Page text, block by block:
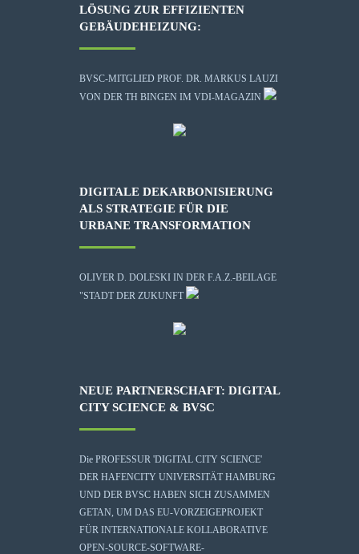
LÖSUNG ZUR EFFIZIENTEN
GEBÄUDEHEIZUNG:
BVSC-MITGLIED PROF. DR. MARKUS LAUZI
VON DER TH BINGEN IM VDI-MAGAZIN
DIGITALE DEKARBONISIERUNG
ALS STRATEGIE FÜR DIE
URBANE TRANSFORMATION
OLIVER D. DOLESKI IN DER F.A.Z.-BEILAGE
"STADT DER ZUKUNFT
NEUE PARTNERSCHAFT: DIGITAL
CITY SCIENCE & BVSC
Die PROFESSUR 'DIGITAL CITY SCIENCE'
DER HAFENCITY UNIVERSITÄT HAMBURG
UND DER BVSC HABEN SICH ZUSAMMEN
GETAN, UM DAS EU-VORZEIGEPROJEKT
FÜR INTERNATIONALE KOLLABORATIVE
OPEN-SOURCE-SOFTWARE-